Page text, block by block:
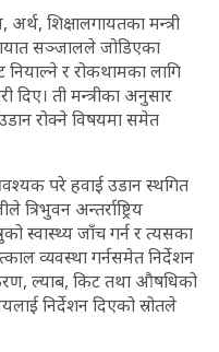
शिक्षालगायतका मन्त्री
सञ्जालले जोडिएका
र रोकथामका लागि
दिए। ती मन्त्रीका अनुसार
रोक्ने विषयमा समेत
परे हवाई उडान स्थगित
त्रिभुवन अन्तर्राष्ट्रिय
स्वास्थ्य जाँच गर्न र त्यसका
व्यवस्था गर्नसमेत निर्देशन
ल्याब, किट तथा औषधिको
निर्देशन दिएको स्रोतले